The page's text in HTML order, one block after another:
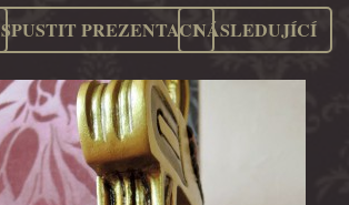
SPUSTIT PREZENTACINÁSLEDUJÍCÍ